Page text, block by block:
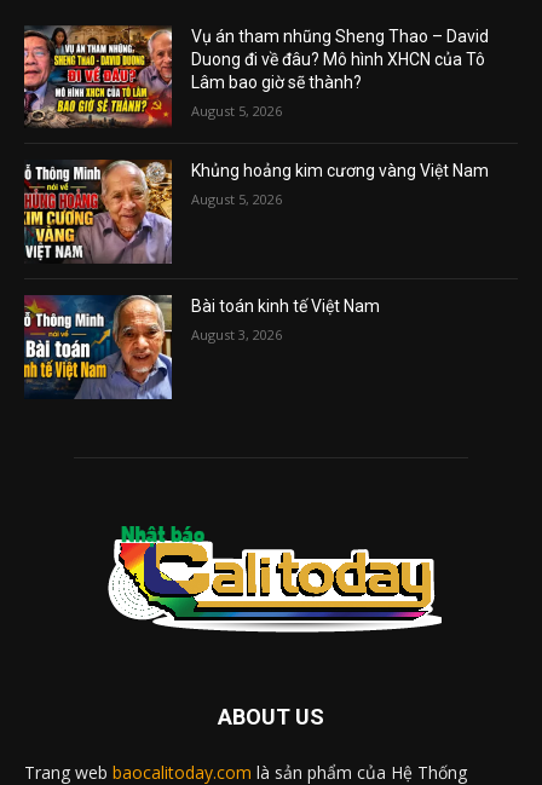
Vụ án tham nhũng Sheng Thao – David
Duong đi về đâu? Mô hình XHCN của Tô
Lâm bao giờ sẽ thành?
August 5, 2026
Khủng hoảng kim cương vàng Việt Nam
August 5, 2026
Bài toán kinh tế Việt Nam
August 3, 2026
ABOUT US
Trang web baocalitoday.com là sản phẩm của Hệ Thống